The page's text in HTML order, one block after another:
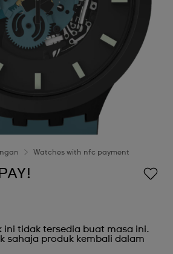
Watches with nfc payment
ini tidak tersedia buat masa ini.
sahaja produk kembali dalam